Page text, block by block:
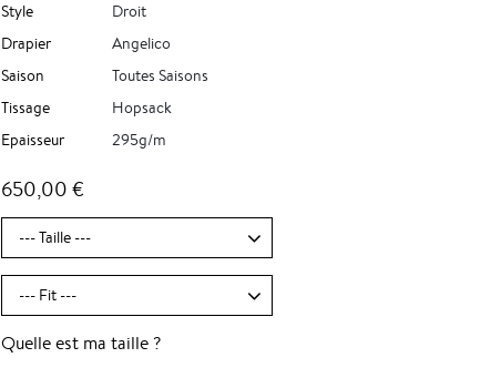
Style
Droit
Drapier
Angelico
Saison
Toutes Saisons
Tissage
Hopsack
Epaisseur
295g/m
650,00 €
Quelle est ma taille ?